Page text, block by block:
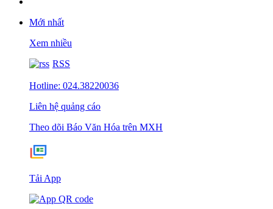
Mới nhất
Xem nhiều
RSS
Hotline: 024.38220036
Liên hệ quảng cáo
Theo dõi Báo Văn Hóa trên MXH
Tải App